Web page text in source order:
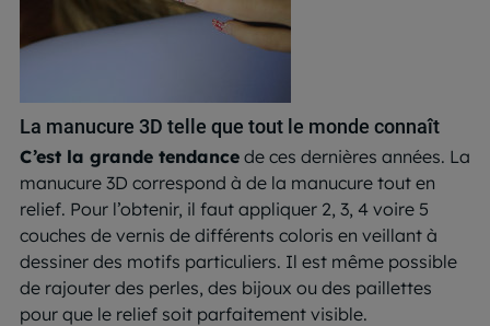
La manucure 3D telle que tout le monde connaît
C’est la grande tendance de ces dernières années. La
manucure 3D correspond à de la manucure tout en
relief. Pour l’obtenir, il faut appliquer 2, 3, 4 voire 5
couches de vernis de différents coloris en veillant à
dessiner des motifs particuliers. Il est même possible
de rajouter des perles, des bijoux ou des paillettes
pour que le relief soit parfaitement visible.